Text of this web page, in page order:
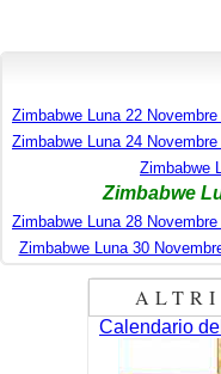
Zimbabwe Luna 22 Novembre
Zimbabwe Luna 24 Novembre
Zimbabwe
Zimbabwe
Zimbabwe Luna 28 Novembre
Zimbabwe Luna 30
Calendario